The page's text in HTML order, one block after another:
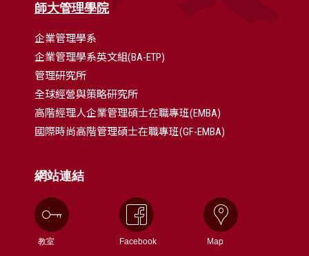
師大管理學院
企業管理學系
企業管理學系英文組(BA-ETP)
管理研究所
全球經營與策略研究所
高階經理人企業管理碩士在職專班(EMBA)
國際時尚高階管理碩士在職專班(GF-EMBA)
網站連結
教室
Facebook Map